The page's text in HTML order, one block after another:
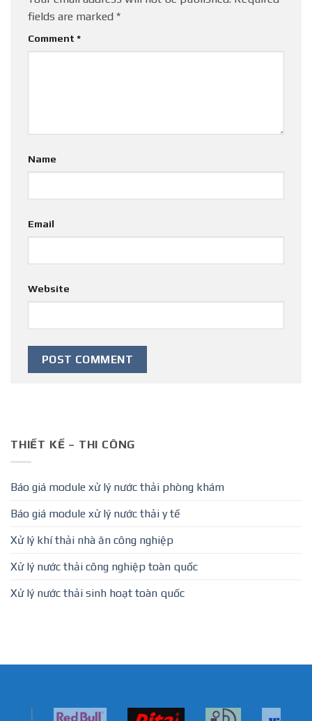
fields are marked *
Comment *
Name
Email
Website
THIẾT KẾ – THI CÔNG
Báo giá module xử lý nước thải phòng khám
Báo giá module xử lý nước thải y tế
Xử lý khí thải nhà ăn công nghiệp
Xử lý nước thải công nghiệp toàn quốc
Xử lý nước thải sinh hoạt toàn quốc